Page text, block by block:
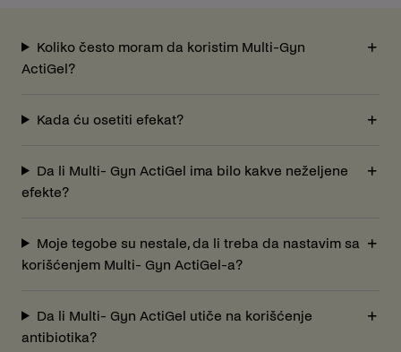
Koliko često moram da koristim Multi-Gyn
ActiGel?
Kada ću osetiti efekat?
Da li Multi- Gyn ActiGel ima bilo kakve neželjene
efekte?
Moje tegobe su nestale, da li treba da nastavim sa
korišćenjem Multi- Gyn ActiGel-a?
Da li Multi- Gyn ActiGel utiče na korišćenje
antibiotika?